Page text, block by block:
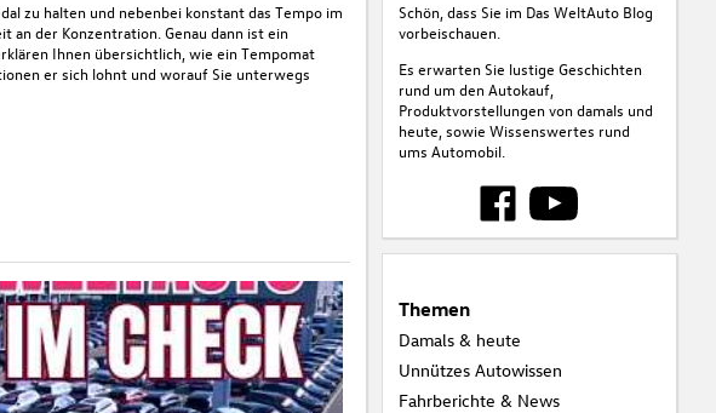
zu halten und nebenbei konstant das Tempo im
an der Konzentration. Genau dann ist ein
Ihnen übersichtlich, wie ein Tempomat
er sich lohnt und worauf Sie unterwegs
Schön, dass Sie im Das WeltAuto Blog
vorbeischauen.
Es erwarten Sie lustige Geschichten
rund um den Autokauf,
Produktvorstellungen von damals und
heute, sowie Wissenswertes rund
ums Automobil.
Themen
Damals & heute
Unnützes Autowissen
Fahrberichte & News